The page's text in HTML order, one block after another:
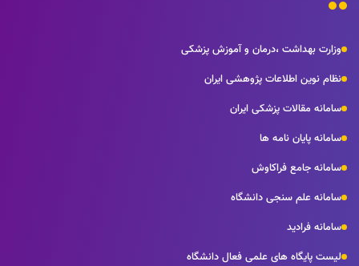
وزارت بهداشت ،درمان و آموزش پزشکی
نظام نوین اطلاعات پژوهشی ایران
سامانه مقالات پزشکی ایران
سامانه پایان نامه ها
سامانه جامع فراکاوش
سامانه علم سنجی دانشگاه
سامانه فرادید
لیست پایگاه های علمی فعال دانشگاه